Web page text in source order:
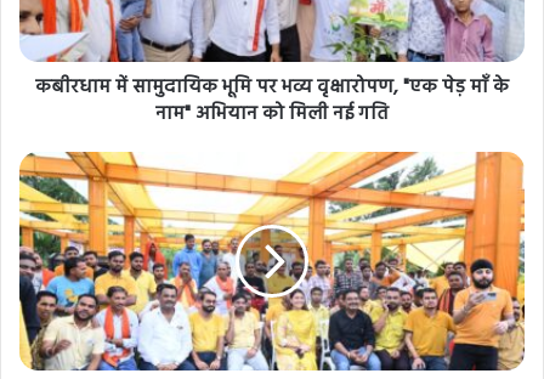
कबीरधाम में सामुदायिक भूमि पर भव्य वृक्षारोपण, "एक पेड़ माँ के
नाम" अभियान को मिली नई गति